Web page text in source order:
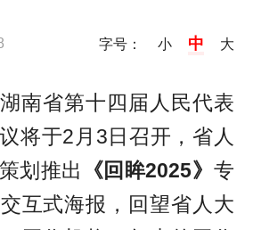
字号： 小 中 大
湖南省第十四届人民代表
将于2月3日召开，省人
划推出
《回眸2025》 专
互式海报，回望省人大